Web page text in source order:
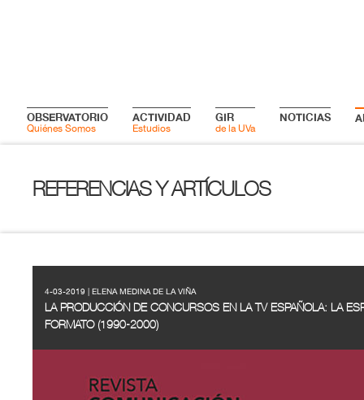
OBSERVATORIO
Quiénes Somos
ACTIVIDAD
Estudios
GIR
de la UVa
NOTICIAS
REFERENCIAS Y ARTÍCULOS
4-03-2019 | ELENA MEDINA DE LA VIÑA
LA PRODUCCIÓN DE CONCURSOS EN LA TV ESPAÑOLA: LA
FORMATO (1990-2000)